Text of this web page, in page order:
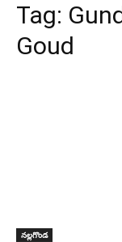
Tag:
Goud
నల్లగొండ